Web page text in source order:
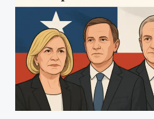
derechas
compiten
entre
sí…
unirse